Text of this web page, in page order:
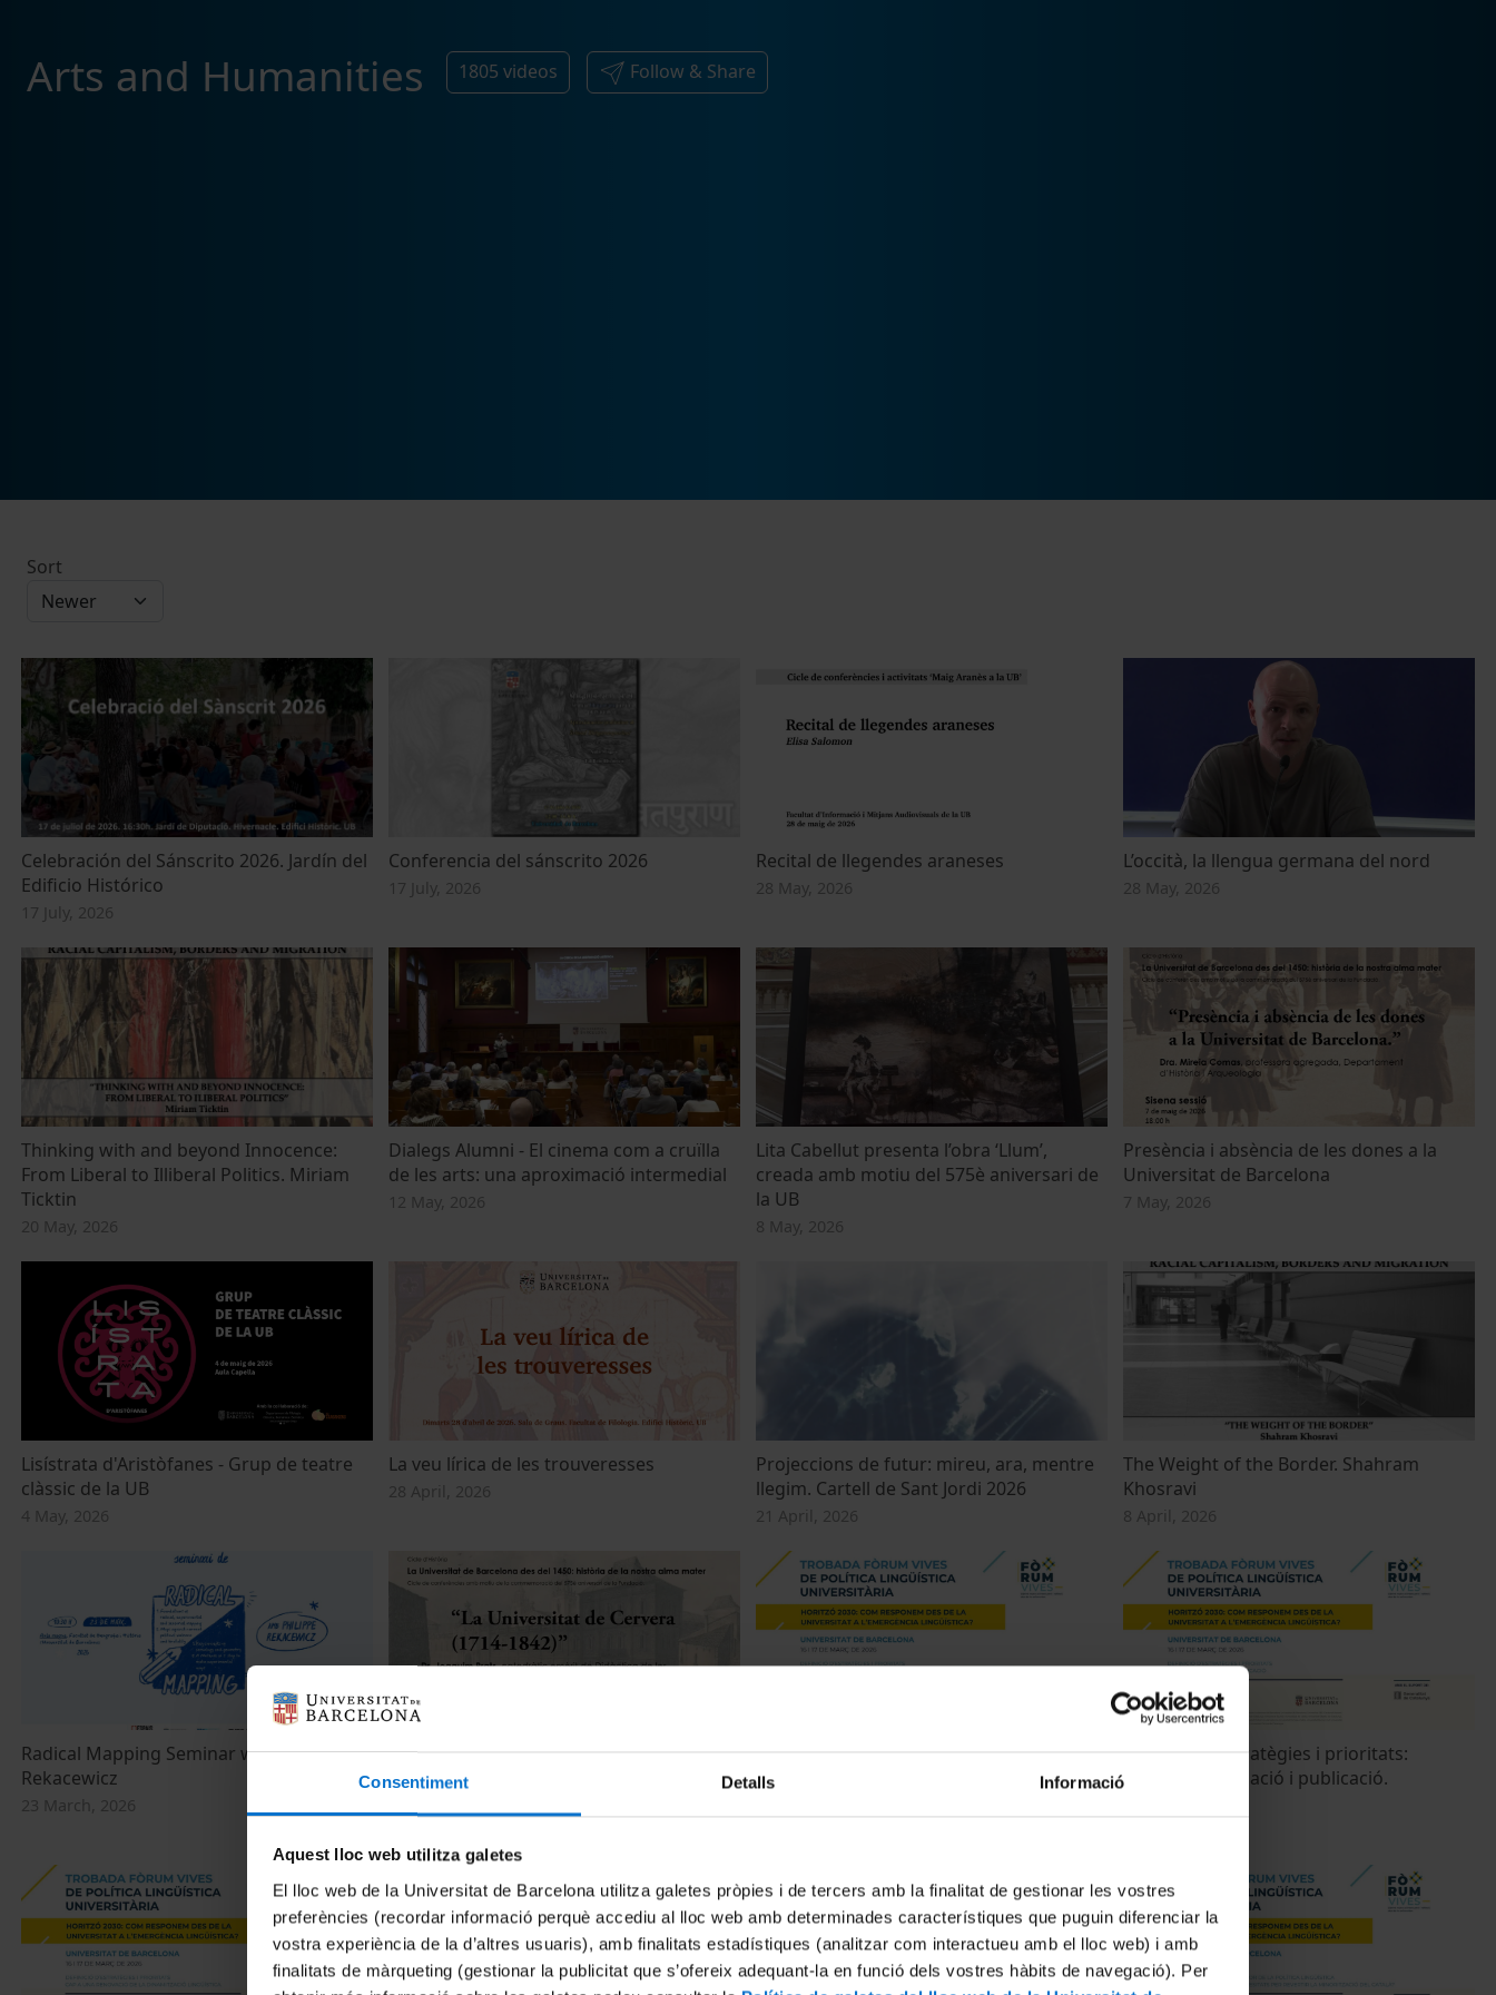
Consentiment Detalls Informació
Aquest lloc web utilitza galetes
El lloc web de la Universitat de Barcelona utilitza galetes pròpies i de tercers amb la finalitat de gestionar les vostres
preferències (recordar informació perquè accediu al lloc web amb determinades característiques que puguin diferenciar la
vostra experiència de la d’altres usuaris), amb finalitats estadístiques (analitzar com interactueu amb el lloc web) i amb
finalitats de màrqueting (gestionar la publicitat que s’ofereix adequant-la en funció dels vostres hàbits de navegació). Per
Arts and Humanities 1805 videos Follow & Share
Sort
Celebración del Sánscrito 2026. Jardín del
Edificio Histórico
17 July, 2026
Conferencia del sánscrito 2026
17 July, 2026
Recital de llegendes araneses
28 May, 2026
L’occità, la llengua germana del nord
28 May, 2026
Thinking with and beyond Innocence:
From Liberal to Illiberal Politics. Miriam
Ticktin
20 May, 2026
Dialegs Alumni - El cinema com a cruïlla
de les arts: una aproximació intermedial
12 May, 2026
Lita Cabellut presenta l’obra ‘Llum’,
creada amb motiu del 575è aniversari de
la UB
8 May, 2026
Presència i absència de les dones a la
Universitat de Barcelona
7 May, 2026
Lisístrata d'Aristòfanes - Grup de teatre
clàssic de la UB
4 May, 2026
La veu lírica de les trouveresses
28 April, 2026
Projeccions de futur: mireu, ara, mentre
llegim. Cartell de Sant Jordi 2026
21 April, 2026
The Weight of the Border. Shahram
Khosravi
8 April, 2026
Radical Mapping Seminar with Philippe
Rekacewicz
23 March, 2026
La Universitat de Cervera (1714-1842)
18 March, 2026
Definició d'estratègies i prioritats: Graus
Estratègics i Impacte Social. Quins canvis
Definició d'estratègies i prioritats:
Recerca, divulgació i publicació.